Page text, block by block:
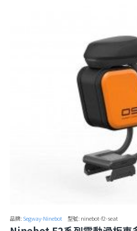
品牌: Segway-Ninebot 型號: ninebot-f2-seat